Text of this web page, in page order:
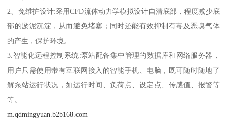
2、免维护设计:采用CFD流体动力学模拟设计自清底部，程度减少底
部的淤泥沉淀，从而避免堵塞；同时还能有效抑制有毒及恶臭气体
的产生，保护环境。
3.智能化远程控制系统:泵站配备集中管理的数据库和网络服务器，
用户只需使用带有互联网接入的智能手机、电脑，既可随时随地了
解泵站运行状况，如运行时间、负荷点、设定点、传感值、报警等
等。
m.qdmingyuan.b2b168.com